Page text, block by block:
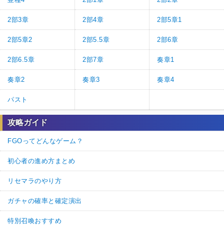
2部3章 2部4章 2部5章1
2部5章2 2部5.5章 2部6章
2部6.5章 2部7章 奏章1
奏章2 奏章3 奏章4
パスト
攻略ガイド
FGOってどんなゲーム？
初心者の進め方まとめ
リセマラのやり方
ガチャの確率と確定演出
特別召喚おすすめ